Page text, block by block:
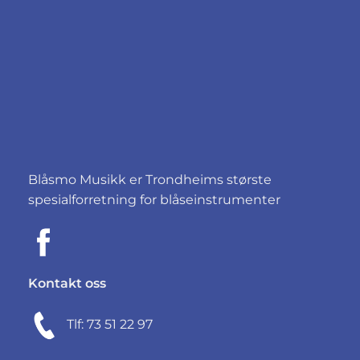
Blåsmo Musikk er Trondheims største
spesialforretning for blåseinstrumenter
Kontakt oss
Tlf: 73 51 22 97